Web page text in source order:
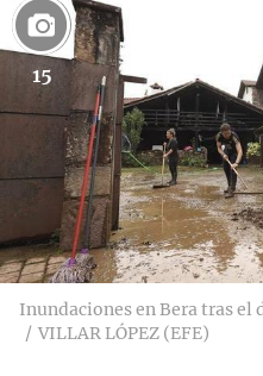
15
Inundaciones en Bera tras
VILLAR LÓPEZ (EFE)